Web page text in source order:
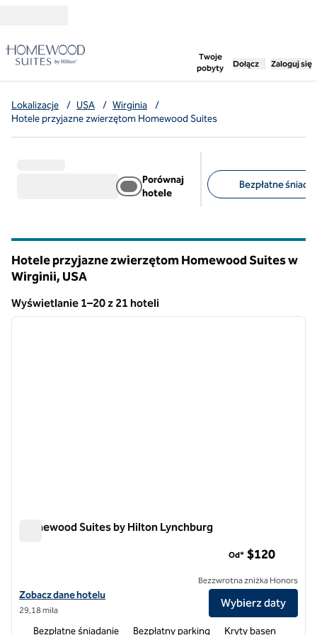
Twoje
pobyty
,otwiera nową
Dołącz Zaloguj się
Lokalizacje / USA / Wirginia
/
Hotele przyjazne zwierzętom Homewood Suites
Porównaj
hotele
Bezpłatne
Hotele przyjazne zwierzętom Homewood Suites w
Wirginii, USA
Wyświetlanie 1–20 z 21 hoteli
Wyświetlanie 21 hotelu
1 z 12
Homewood Suites by Hilton Lynchburg
Zobacz szczegóły hotelu Homewood Suites by Hilton Lynchburg
Zobacz dane hotelu
29,18 mila
Od* $120
Bezzwrotna zniżka Honors
Wybierz daty
Bezpłatne śniadanie Bezpłatny parking Kryty basen